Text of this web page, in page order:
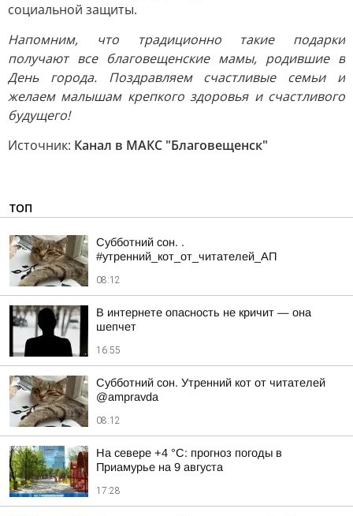
социальной защиты.
Напомним, что традиционно такие подарки
получают все благовещенские мамы, родившие в
День города. Поздравляем счастливые семьи и
желаем малышам крепкого здоровья и счастливого
будущего!
Источник: Канал в МАКС "Благовещенск"
ТОП
Субботний сон. .
#утренний_кот_от_читателей_АП
08:12
В интернете опасность не кричит — она
шепчет
16:55
Субботний сон. Утренний кот от читателей
@ampravda
08:12
На севере +4 °С: прогноз погоды в
Приамурье на 9 августа
17:28